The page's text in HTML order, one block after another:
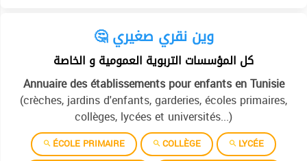
🤔 وين نقري صغيري
كل المؤسسات التربوية العمومية و الخاصة
Annuaire des établissements pour enfants en Tunisie
(crèches, jardins d'enfants, garderies, écoles primaires,
collèges, lycées et universités...)
ÉCOLE PRIMAIRE COLLÈGE
LYCÉE